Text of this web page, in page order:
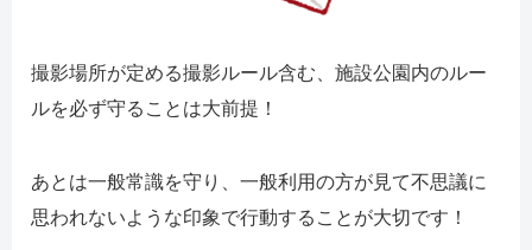
撮影場所が定める撮影ルール含む、施設公園内のルー
ルを必ず守ることは大前提！
あとは一般常識を守り、一般利用の方が見て不思議に
思われないような印象で行動することが大切です！